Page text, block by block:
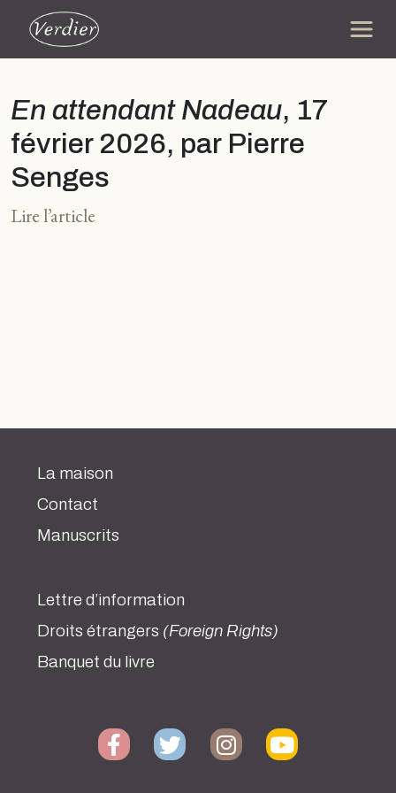
En attendant Nadeau, 17
février 2026, par Pierre
Senges
Lire l’article
La maison
Contact
Manuscrits
Lettre d’information
Droits étrangers (Foreign Rights)
Banquet du livre